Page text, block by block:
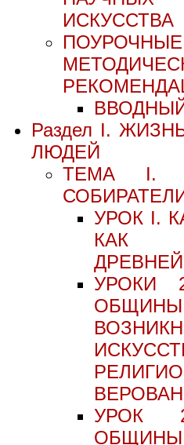
ИСКУССТВА
ПОУРОЧНЫЕ
Раздел I.
ЛЮДЕЙ
ТЕМА I.
УРОК I.
УРОКИ
УРОК
ОБЩИНЫ